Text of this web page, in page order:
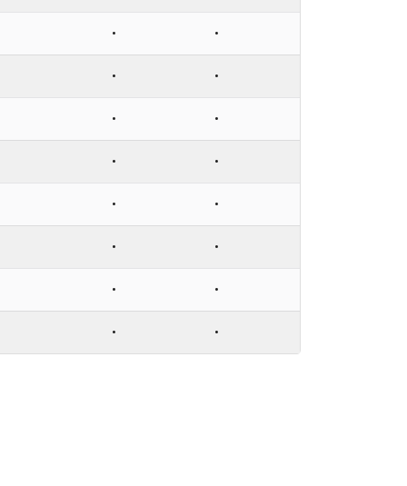
• •
• •
• •
• •
• •
• •
• •
• •